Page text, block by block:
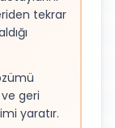
tekrar
ve geri
yaratır.